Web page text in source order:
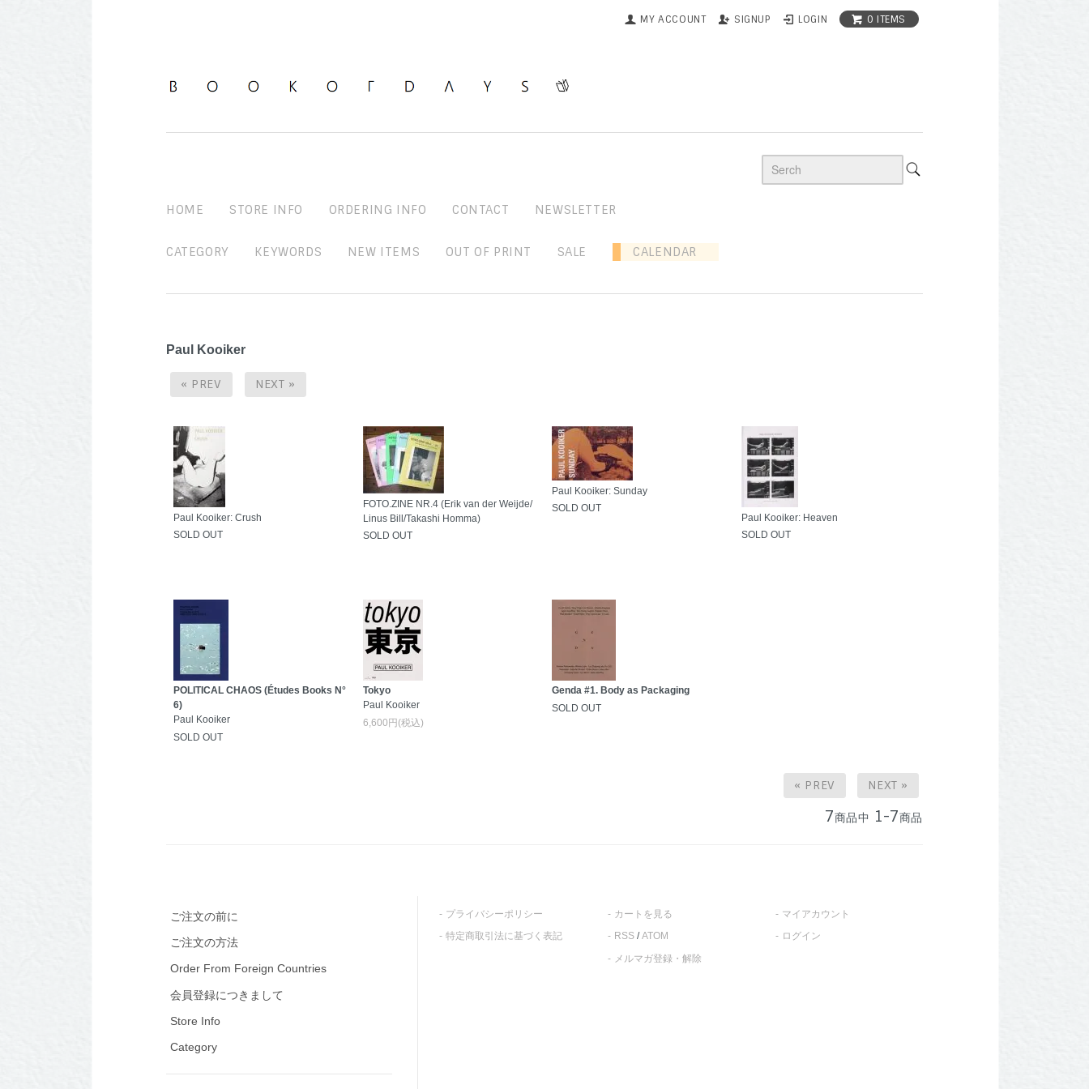
MY ACCOUNT SIGNUP LOGIN 0 ITEMS
HOME STORE INFO ORDERING INFO CONTACT NEWSLETTER
CATEGORY KEYWORDS NEW ITEMS OUT OF PRINT SALE CALENDAR
Paul Kooiker
« PREV NEXT »
Paul Kooiker: Crush
SOLD OUT
FOTO.ZINE NR.4 (Erik van der Weijde/
Linus Bill/Takashi Homma)
SOLD OUT
Paul Kooiker: Sunday
SOLD OUT
Paul Kooiker: Heaven
SOLD OUT
POLITICAL CHAOS (Études Books N°
6)
Paul Kooiker
SOLD OUT
Tokyo
Paul Kooiker
6,600円(税込)
Genda #1. Body as Packaging
SOLD OUT
« PREV NEXT »
7商品中 1-7商品
ご注文の前に
ご注文の方法
Order From Foreign Countries
会員登録につきまして
Store Info
Category
プライバシーポリシー
特定商取引法に基づく表記
カートを見る
RSS/ATOM
メルマガ登録・解除
マイアカウント
ログイン